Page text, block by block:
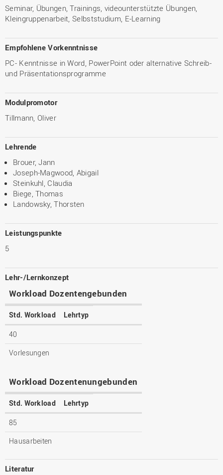
Seminar, Übungen, Trainings, videounterstützte Übungen,
Kleingruppenarbeit, Selbststudium, E-Learning
Empfohlene Vorkenntnisse
PC- Kenntnisse in Word, PowerPoint oder alternative Schreib-
und Präsentationsprogramme
Modulpromotor
Tillmann, Oliver
Lehrende
Brouer, Jann
Joseph-Magwood, Abigail
Steinkuhl, Claudia
Biege, Thomas
Landowsky, Thorsten
Leistungspunkte
5
Lehr-/Lernkonzept
Workload Dozentengebunden
Std. Workload Lehrtyp
40
Vorlesungen
Workload Dozentenungebunden
Std. Workload Lehrtyp
85
Hausarbeiten
Literatur